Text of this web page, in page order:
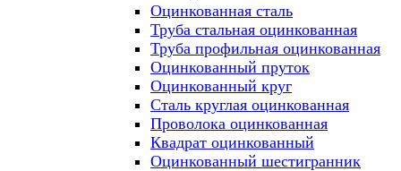
Оцинкованная сталь
Труба стальная оцинкованная
Труба профильная оцинкованная
Оцинкованный пруток
Оцинкованный круг
Сталь круглая оцинкованная
Проволока оцинкованная
Квадрат оцинкованный
Оцинкованный шестигранник